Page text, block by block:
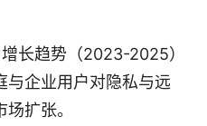
长趋势（2023-2025）
与企业用户对隐私与远
扩张。